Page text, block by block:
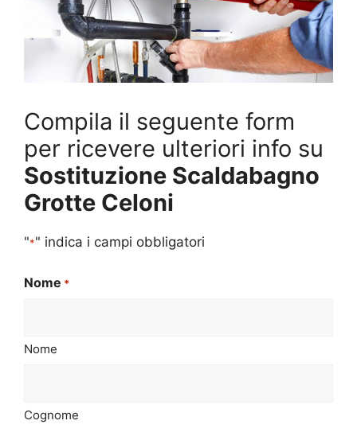
Compila il seguente form
per ricevere ulteriori info su
Sostituzione Scaldabagno
Grotte Celoni
"*" indica i campi obbligatori
Nome *
Nome
Cognome